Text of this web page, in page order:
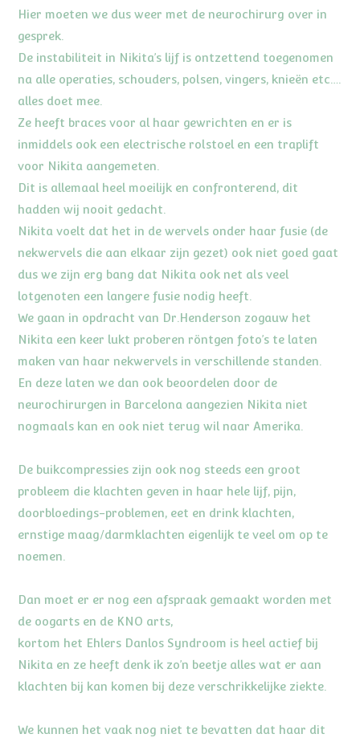
Hier moeten we dus weer met de neurochirurg over in
gesprek.
De instabiliteit in Nikita’s lijf is ontzettend toegenomen
na alle operaties, schouders, polsen, vingers, knieën etc….
alles doet mee.
Ze heeft braces voor al haar gewrichten en er is
inmiddels ook een electrische rolstoel en een traplift
voor Nikita aangemeten.
Dit is allemaal heel moeilijk en confronterend, dit
hadden wij nooit gedacht.
Nikita voelt dat het in de wervels onder haar fusie (de
nekwervels die aan elkaar zijn gezet) ook niet goed gaat
dus we zijn erg bang dat Nikita ook net als veel
lotgenoten een langere fusie nodig heeft.
We gaan in opdracht van Dr.Henderson zogauw het
Nikita een keer lukt proberen röntgen foto’s te laten
maken van haar nekwervels in verschillende standen.
En deze laten we dan ook beoordelen door de
neurochirurgen in Barcelona aangezien Nikita niet
nogmaals kan en ook niet terug wil naar Amerika.
De buikcompressies zijn ook nog steeds een groot
probleem die klachten geven in haar hele lijf, pijn,
doorbloedings-problemen, eet en drink klachten,
ernstige maag/darmklachten eigenlijk te veel om op te
noemen.
Dan moet er er nog een afspraak gemaakt worden met
de oogarts en de KNO arts,
kortom het Ehlers Danlos Syndroom is heel actief bij
Nikita en ze heeft denk ik zo’n beetje alles wat er aan
klachten bij kan komen bij deze verschrikkelijke ziekte.
We kunnen het vaak nog niet te bevatten dat haar dit